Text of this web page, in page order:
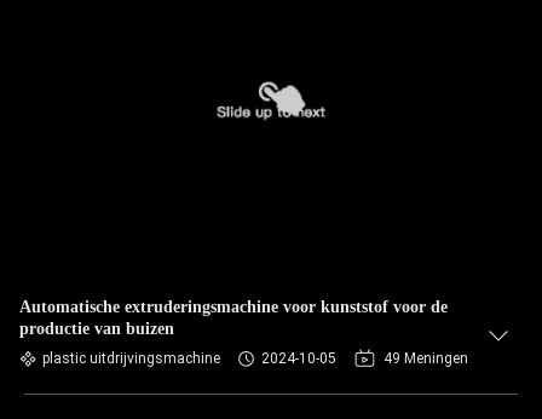
Automatische extruderingsmachine voor kunststof voor de
productie van buizen
plastic uitdrijvingsmachine 2024-10-05 49 Meningen